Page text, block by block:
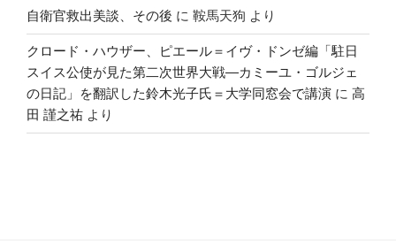
自衛官救出美談、その後 に 鞍馬天狗 より
クロード・ハウザー、ピエール＝イヴ・ドンゼ編「駐日
スイス公使が見た第二次世界大戦―カミーユ・ゴルジェ
の日記」を翻訳した鈴木光子氏＝大学同窓会で講演 に 高
田 謹之祐 より